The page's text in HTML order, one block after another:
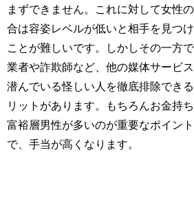
まずできません。これに対して女性
合は容姿レベルが低いと相手を見つ
ことが難しいです。しかしその一方で
業者や詐欺師など、他の媒体サービ
潜んでいる怪しい人を徹底排除できる
リットがあります。もちろんお金持
富裕層男性が多いのが重要なポイント
で、手当が高くなります。